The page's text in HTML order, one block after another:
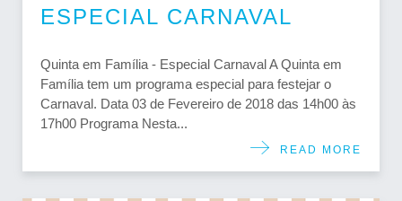
ESPECIAL CARNAVAL
Quinta em Família - Especial Carnaval A Quinta em
Família tem um programa especial para festejar o
Carnaval. Data 03 de Fevereiro de 2018 das 14h00 às
17h00 Programa Nesta...
READ MORE